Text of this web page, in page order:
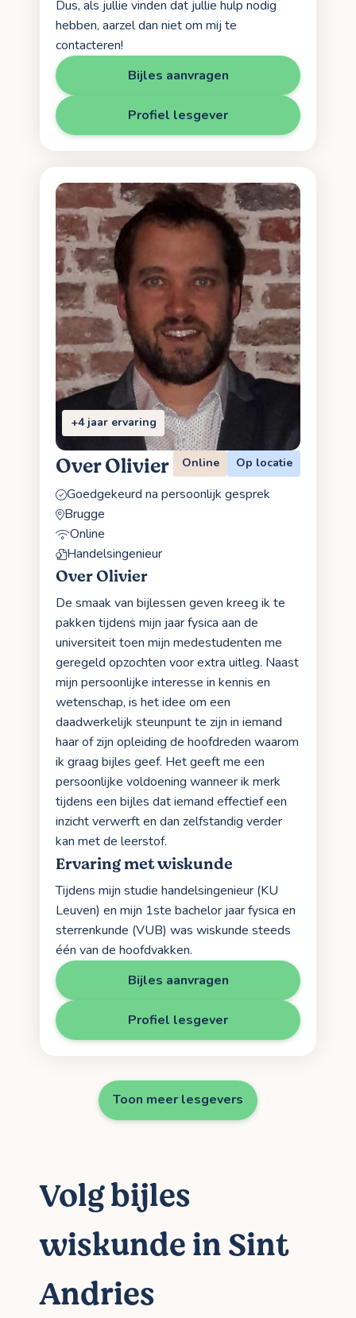
Dus, als jullie vinden dat jullie hulp nodig
hebben, aarzel dan niet om mij te
contacteren!
Bijles aanvragen
Profiel lesgever
+4 jaar ervaring
Over Olivier Online Op locatie
Goedgekeurd na persoonlijk gesprek
Brugge
Online
Handelsingenieur
Over Olivier
De smaak van bijlessen geven kreeg ik te
pakken tijdens mijn jaar fysica aan de
universiteit toen mijn medestudenten me
geregeld opzochten voor extra uitleg. Naast
mijn persoonlijke interesse in kennis en
wetenschap, is het idee om een
daadwerkelijk steunpunt te zijn in iemand
haar of zijn opleiding de hoofdreden waarom
ik graag bijles geef. Het geeft me een
persoonlijke voldoening wanneer ik merk
tijdens een bijles dat iemand effectief een
inzicht verwerft en dan zelfstandig verder
kan met de leerstof.
Ervaring met wiskunde
Tijdens mijn studie handelsingenieur (KU
Leuven) en mijn 1ste bachelor jaar fysica en
sterrenkunde (VUB) was wiskunde steeds
één van de hoofdvakken.
Bijles aanvragen
Profiel lesgever
Toon meer lesgevers
Volg bijles
wiskunde in Sint
Andries